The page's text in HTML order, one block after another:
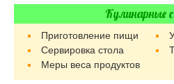
Кулинарные
Приготовление пищи
Сервировка стола
Меры веса продуктов